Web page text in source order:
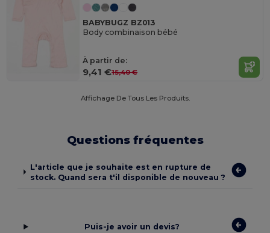
BABYBUGZ BZ013
Body combinaison bébé
À partir de:
9,41 €15,40 €
Affichage De Tous Les Produits.
Questions fréquentes
L'article que je souhaite est en rupture de
stock. Quand sera t'il disponible de nouveau ?
Puis-je avoir un devis?